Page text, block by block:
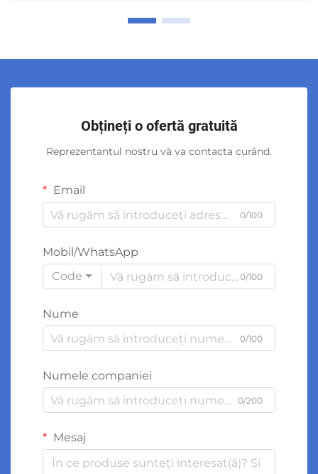
Obțineți o ofertă gratuită
Reprezentantul nostru vă va contacta curând.
Email
0/100
Mobil/WhatsApp
Code
0/100
Nume
0/100
Numele companiei
0/200
Mesaj